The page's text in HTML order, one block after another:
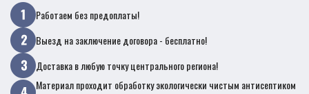
Работаем без предоплаты!
Выезд на заключение договора - бесплатно!
Доставка в любую точку центрального региона!
Материал проходит обработку экологически чистым антисептиком